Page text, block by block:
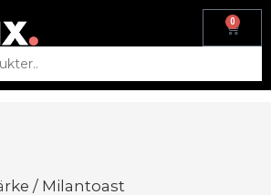
0
/ Milantoast